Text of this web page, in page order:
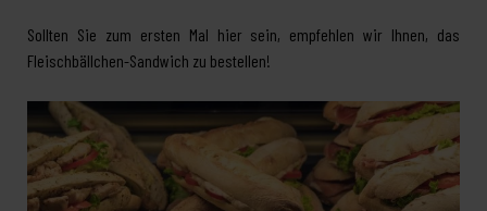
Sollten Sie zum ersten Mal hier sein, empfehlen wir Ihnen, das
Fleischbällchen-Sandwich zu bestellen!